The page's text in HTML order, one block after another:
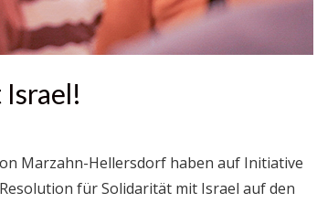
Marzahn-Hellersdorf haben auf Initiative
für Solidarität mit Israel auf den